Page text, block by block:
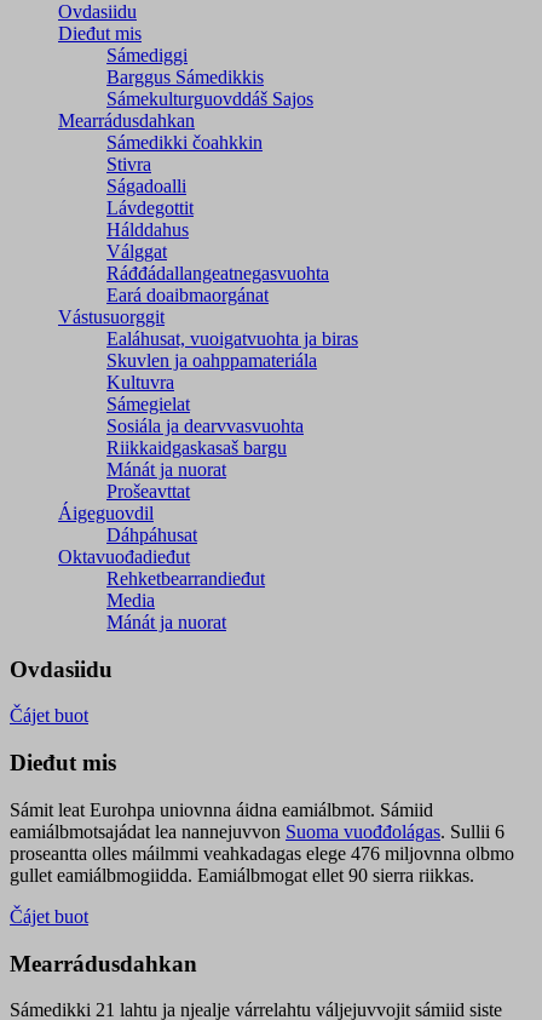
Ovdasiidu
Dieđut mis
Sámediggi
Barggus Sámedikkis
Sámekulturguovddáš Sajos
Mearrádusdahkan
Sámedikki čoahkkin
Stivra
Ságadoalli
Lávdegottit
Hálddahus
Válggat
Ráđđádallangeatnegas­vuohta
Eará doaibmaorgánat
Vástusuorggit
Ealáhusat, vuoigatvuohta ja biras
Skuvlen ja oahppamateriála
Kultuvra
Sámegielat
Sosiála ja dearvvasvuohta
Riikkaidgaskasaš bargu
Mánát ja nuorat
Prošeavttat
Áigeguovdil
Dáhpáhusat
Oktavuođadieđut
Rehketbearrandieđut
Media
Mánát ja nuorat
Ovdasiidu
Čájet buot
Dieđut mis
Sámit leat Eurohpa uniovnna áidna eamiálbmot. Sámiid
eamiálbmotsajádat lea nannejuvvon Suoma vuođđolágas. Sullii 6
proseantta olles máilmmi veahkadagas elege 476 miljovnna olbmo
gullet eamiálbmogiidda. Eamiálbmogat ellet 90 sierra riikkas.
Čájet buot
Mearrádusdahkan
Sámedikki 21 lahtu ja njealje várrelahtu váljejuvvojit sámiid siste